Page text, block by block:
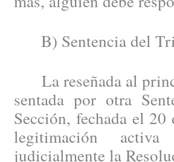
B) Sentencia del
La reseñada al
sentada por otra
Sección, fechada el
legitimación
judicialmente la